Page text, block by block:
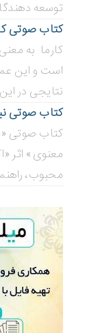
توسعه
کتاب صوتی
کارما به
است و این
نتایجی در
کتاب صوتی
کتاب صوتی
معنوی» اثر
محبوب،